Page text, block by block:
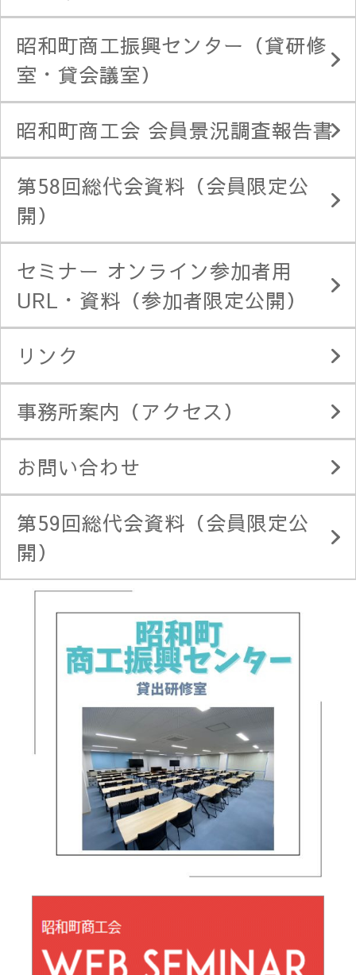
昭和町商工振興センター（貸研修
室・貸会議室）
昭和町商工会 会員景況調査報告書
第58回総代会資料（会員限定公
開）
セミナー オンライン参加者用
URL・資料（参加者限定公開）
リンク
事務所案内（アクセス）
お問い合わせ
第59回総代会資料（会員限定公
開）